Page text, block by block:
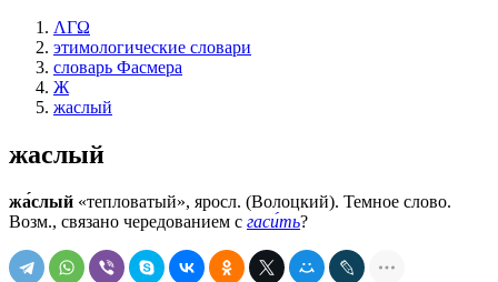
ΛΓΩ
этимологические словари
словарь Фасмера
Ж
жаслый
жаслый
жа́слый «тепловатый», яросл. (Волоцкий). Темное слово.
Возм., связано чередованием с гаси́ть?